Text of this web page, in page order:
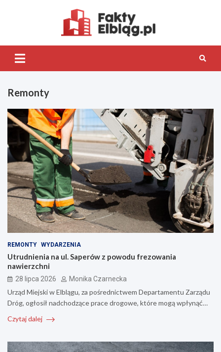
Remonty
REMONTY WYDARZENIA
Utrudnienia na ul. Saperów z powodu frezowania
nawierzchni
28 lipca 2026 Monika Czarnecka
Urząd Miejski w Elblągu, za pośrednictwem Departamentu Zarządu
Dróg, ogłosił nadchodzące prace drogowe, które mogą wpłynąć…
Czytaj dalej